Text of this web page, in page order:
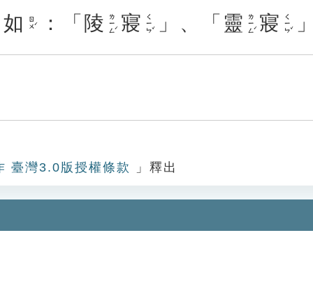
如 ㄖㄨˊ ：「 陵 ㄌㄧㄥˊ 寢 ㄑㄧㄣˇ 」、「 靈 ㄌㄧㄥˊ 寢 ㄑㄧㄣˇ
臺灣3.0版授權條款 」釋出